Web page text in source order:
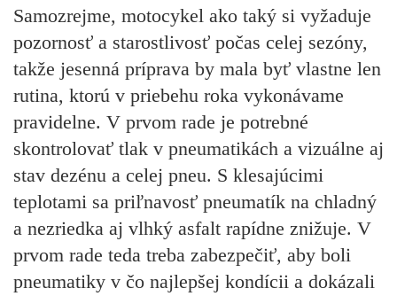
Samozrejme, motocykel ako taký si vyžaduje
pozornosť a starostlivosť počas celej sezóny,
takže jesenná príprava by mala byť vlastne len
rutina, ktorú v priebehu roka vykonávame
pravidelne. V prvom rade je potrebné
skontrolovať tlak v pneumatikách a vizuálne aj
stav dezénu a celej pneu. S klesajúcimi
teplotami sa priľnavosť pneumatík na chladný
a nezriedka aj vlhký asfalt rapídne znižuje. V
prvom rade teda treba zabezpečiť, aby boli
pneumatiky v čo najlepšej kondícii a dokázali